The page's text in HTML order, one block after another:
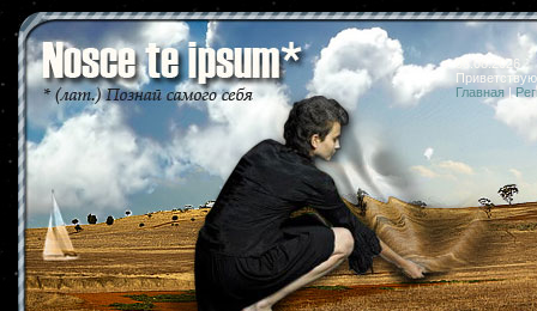
08.08.2026
Главная |